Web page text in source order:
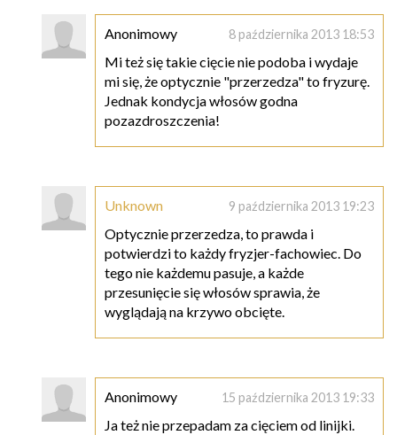
Anonimowy 8 października 2013 18:53
Mi też się takie cięcie nie podoba i wydaje
mi się, że optycznie "przerzedza" to fryzurę.
Jednak kondycja włosów godna
pozazdroszczenia!
Unknown 9 października 2013 19:23
Optycznie przerzedza, to prawda i
potwierdzi to każdy fryzjer-fachowiec. Do
tego nie każdemu pasuje, a każde
przesunięcie się włosów sprawia, że
wyglądają na krzywo obcięte.
Anonimowy 15 października 2013 19:33
Ja też nie przepadam za cięciem od linijki.